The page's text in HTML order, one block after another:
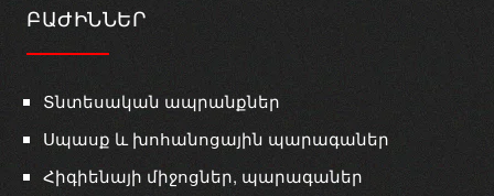
ԲԱԺԻՆՆԵՐ
Տնտեսական ապրանքներ
Սպասք և խոհանոցային պարագաներ
Հիգիենայի միջոցներ, պարագաներ